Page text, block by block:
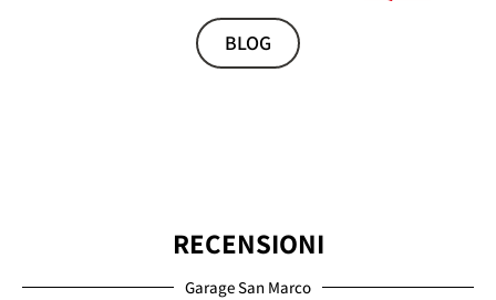
BLOG
RECENSIONI
Garage San Marco